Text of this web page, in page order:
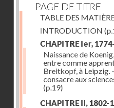
PAGE DE TITRE
TABLE DES
INTRODUCTION
CHAPITRE Ier,
Naissance de
entre comme
Breitkopf, à Leipzig.
consacre aux
(p.19)
CHAPITRE II, 1802-